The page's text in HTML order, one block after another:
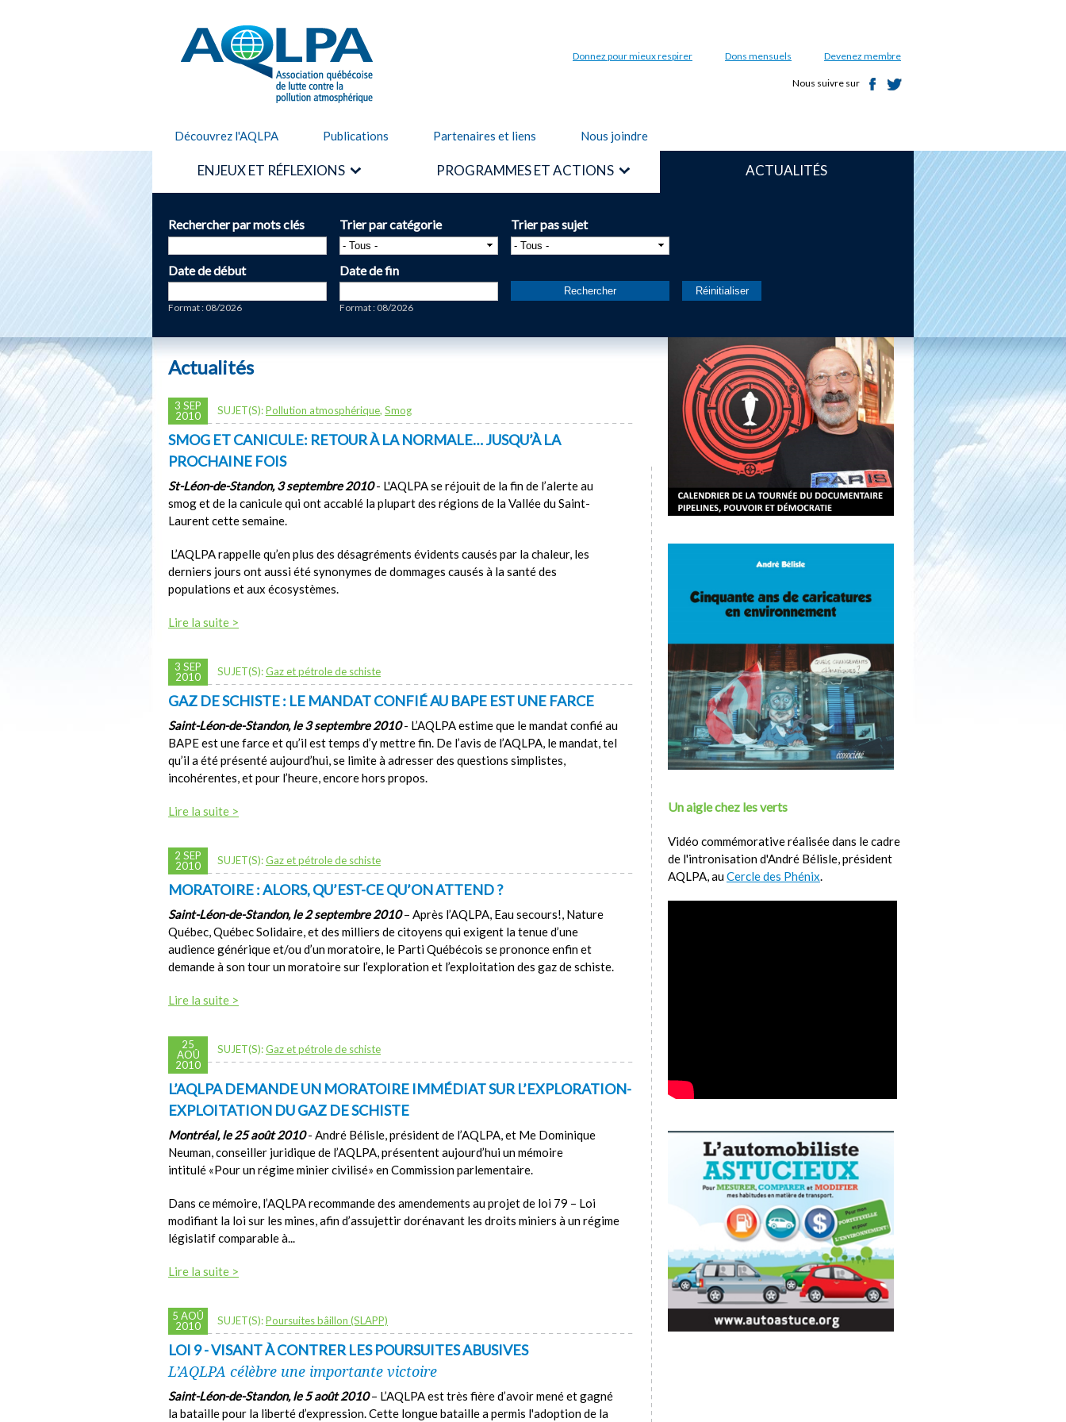
AQLPA Donnez pour mieux respirer Dons mensuels Devenez membre
Nous suivre sur
Découvrez l'AQLPA Publications Partenaires et liens Nous joindre
ENJEUX ET RÉFLEXIONS PROGRAMMES ET ACTIONS ACTUALITÉS
Rechercher par mots clés Trier par catégorie Trier pas sujet
Date de début
Format : 08/2026
Date de fin
Format : 08/2026
Actualités
3 SEP
2010
SUJET(S):Pollution atmosphérique, Smog
SMOG ET CANICULE: RETOUR À LA NORMALE… JUSQU’À LA
PROCHAINE FOIS
St-Léon-de-Standon, 3 septembre 2010- L'AQLPA se réjouit de la fin de l’alerte au
smog et de la canicule qui ont accablé la plupart des régions de la Vallée du Saint-
Laurent cette semaine.
L’AQLPA rappelle qu’en plus des désagréments évidents causés par la chaleur, les
derniers jours ont aussi été synonymes de dommages causés à la santé des
populations et aux écosystèmes.
Lire la suite >
3 SEP
2010
SUJET(S):Gaz et pétrole de schiste
GAZ DE SCHISTE : LE MANDAT CONFIÉ AU BAPE EST UNE FARCE
Saint-Léon-de-Standon, le 3 septembre 2010- L’AQLPA estime que le mandat confié au
BAPE est une farce et qu’il est temps d’y mettre fin. De l’avis de l’AQLPA, le mandat, tel
qu’il a été présenté aujourd’hui, se limite à adresser des questions simplistes,
incohérentes, et pour l’heure, encore hors propos.
Lire la suite >
2 SEP
2010
SUJET(S):Gaz et pétrole de schiste
MORATOIRE : ALORS, QU’EST-CE QU’ON ATTEND ?
Saint-Léon-de-Standon, le 2 septembre 2010– Après l’AQLPA, Eau secours!, Nature
Québec, Québec Solidaire, et des milliers de citoyens qui exigent la tenue d’une
audience générique et/ou d’un moratoire, le Parti Québécois se prononce enfin et
demande à son tour un moratoire sur l’exploration et l’exploitation des gaz de schiste.
Lire la suite >
25
AOÛ
2010
SUJET(S):Gaz et pétrole de schiste
L’AQLPA DEMANDE UN MORATOIRE IMMÉDIAT SUR L’EXPLORATION-
EXPLOITATION DU GAZ DE SCHISTE
Montréal, le 25 août 2010- André Bélisle, président de l’AQLPA, et Me Dominique
Neuman, conseiller juridique de l’AQLPA, présentent aujourd’hui un mémoire
intitulé «Pour un régime minier civilisé» en Commission parlementaire.
Dans ce mémoire, l’AQLPA recommande des amendements au projet de loi 79 – Loi
modifiant la loi sur les mines, afin d’assujettir dorénavant les droits miniers à un régime
législatif comparable à...
Lire la suite >
5 AOÛ
2010
SUJET(S):Poursuites bâillon (SLAPP)
LOI 9 - VISANT À CONTRER LES POURSUITES ABUSIVES
L’AQLPA célèbre une importante victoire
Saint-Léon-de-Standon, le 5 août 2010– L’AQLPA est très fière d’avoir mené et gagné
la bataille pour la liberté d’expression. Cette longue bataille a permis l'adoption de la
Un aigle chez les verts
Vidéo commémorative réalisée dans le cadre
de l'intronisation d'André Bélisle, président
AQLPA, auCercle des Phénix.